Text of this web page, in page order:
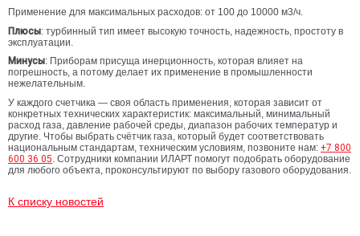
Применение для максимальных расходов: от 100 до 10000 м3/ч.
Плюсы: турбинный тип имеет высокую точность, надежность, простоту в
эксплуатации.
Минусы: Приборам присуща инерционность, которая влияет на
погрешность, а потому делает их применение в промышленности
нежелательным.
У каждого счетчика — своя область применения, которая зависит от
конкретных технических характеристик: максимальный, минимальный
расход газа, давление рабочей среды, диапазон рабочих температур и
другие. Чтобы выбрать счётчик газа, который будет соответствовать
национальным стандартам, техническим условиям, позвоните нам: +7 800
600 36 05. Сотрудники компании ИЛАРТ помогут подобрать оборудование
для любого объекта, проконсультируют по выбору газового оборудования.
К списку новостей